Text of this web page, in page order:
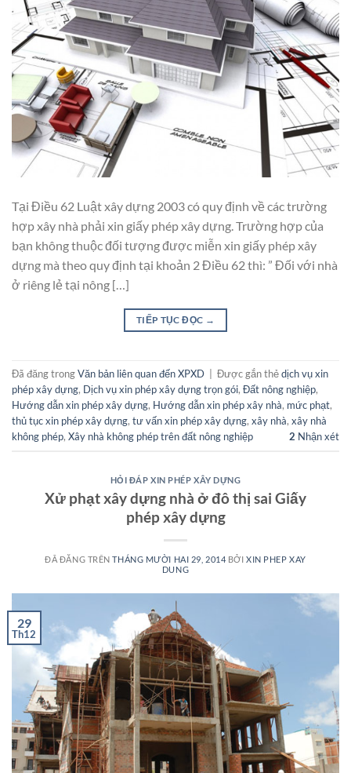
Tại Điều 62 Luật xây dựng 2003 có quy định về các trường
hợp xây nhà phải xin giấy phép xây dựng. Trường hợp của
bạn không thuộc đối tượng được miễn xin giấy phép xây
dựng mà theo quy định tại khoản 2 Điều 62 thì: ” Đối với nhà
ở riêng lẻ tại nông […]
TIẾP TỤC ĐỌC →
Đã đăng trongVăn bản liên quan đến XPXD Được gắn thẻdịch vụ xin
phép xây dựng, Dịch vụ xin phép xây dựng trọn gói, Đất nông nghiệp,
Hướng dẫn xin phép xây dựng, Hướng dẫn xin phép xây nhà, mức phạt,
thủ tục xin phép xây dựng, tư vấn xin phép xây dựng, xây nhà, xây nhà
không phép, Xây nhà không phép trên đất nông nghiệp 2 Nhận xét
HỎI ĐÁP XIN PHÉP XÂY DỰNG
Xử phạt xây dựng nhà ở đô thị sai Giấy
phép xây dựng
ĐÃ ĐĂNG TRÊNTHÁNG MƯỜI HAI 29, 2014 BỞIXIN PHEP XAY
DUNG
29
Th12